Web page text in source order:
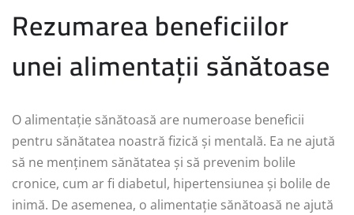
Rezumarea beneficiilor
unei alimentații sănătoase
O alimentație sănătoasă are numeroase beneficii
pentru sănătatea noastră fizică și mentală. Ea ne ajută
să ne menținem sănătatea și să prevenim bolile
cronice, cum ar fi diabetul, hipertensiunea și bolile de
inimă. De asemenea, o alimentație sănătoasă ne ajută